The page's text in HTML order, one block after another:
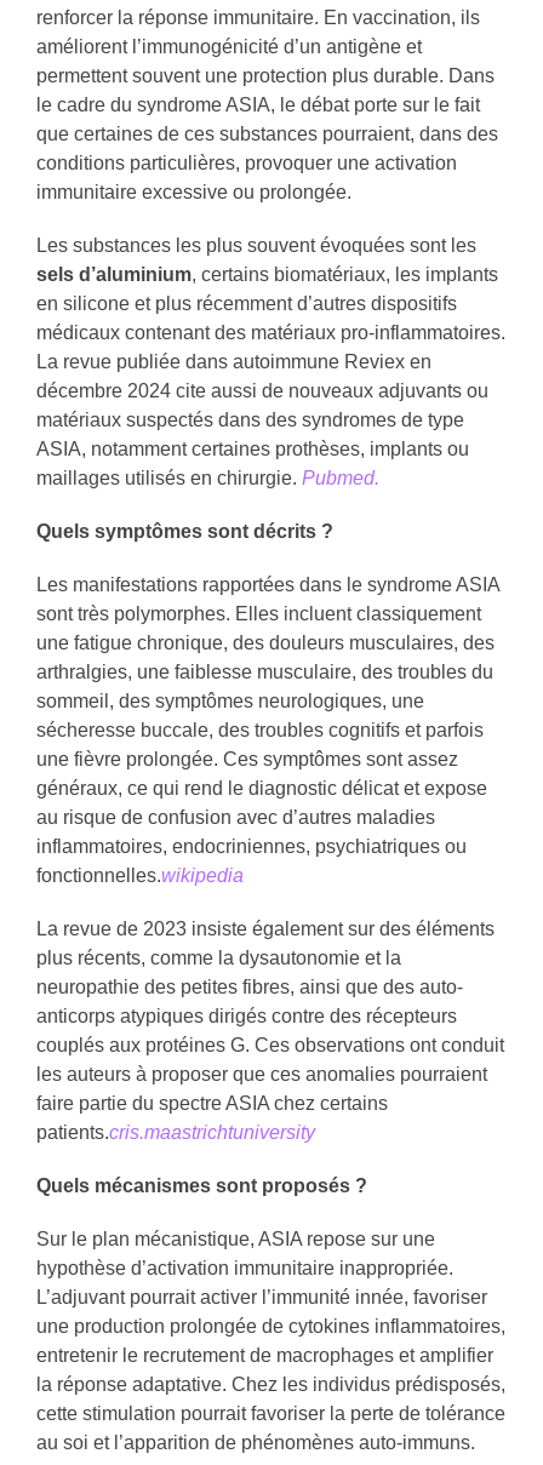
renforcer la réponse immunitaire. En vaccination, ils
améliorent l’immunogénicité d’un antigène et
permettent souvent une protection plus durable. Dans
le cadre du syndrome ASIA, le débat porte sur le fait
que certaines de ces substances pourraient, dans des
conditions particulières, provoquer une activation
immunitaire excessive ou prolongée.
Les substances les plus souvent évoquées sont les
sels d’aluminium, certains biomatériaux, les implants
en silicone et plus récemment d’autres dispositifs
médicaux contenant des matériaux pro-inflammatoires.
La revue publiée dans autoimmune Reviex en
décembre 2024 cite aussi de nouveaux adjuvants ou
matériaux suspectés dans des syndromes de type
ASIA, notamment certaines prothèses, implants ou
maillages utilisés en chirurgie. Pubmed.
Quels symptômes sont décrits ?
Les manifestations rapportées dans le syndrome ASIA
sont très polymorphes. Elles incluent classiquement
une fatigue chronique, des douleurs musculaires, des
arthralgies, une faiblesse musculaire, des troubles du
sommeil, des symptômes neurologiques, une
sécheresse buccale, des troubles cognitifs et parfois
une fièvre prolongée. Ces symptômes sont assez
généraux, ce qui rend le diagnostic délicat et expose
au risque de confusion avec d’autres maladies
inflammatoires, endocriniennes, psychiatriques ou
fonctionnelles.wikipedia
La revue de 2023 insiste également sur des éléments
plus récents, comme la dysautonomie et la
neuropathie des petites fibres, ainsi que des auto-
anticorps atypiques dirigés contre des récepteurs
couplés aux protéines G. Ces observations ont conduit
les auteurs à proposer que ces anomalies pourraient
faire partie du spectre ASIA chez certains
patients.cris.maastrichtuniversity
Quels mécanismes sont proposés ?
Sur le plan mécanistique, ASIA repose sur une
hypothèse d’activation immunitaire inappropriée.
L’adjuvant pourrait activer l’immunité innée, favoriser
une production prolongée de cytokines inflammatoires,
entretenir le recrutement de macrophages et amplifier
la réponse adaptative. Chez les individus prédisposés,
cette stimulation pourrait favoriser la perte de tolérance
au soi et l’apparition de phénomènes auto-immuns.